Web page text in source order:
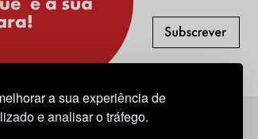
a sua experiência de
e analisar o tráfego.